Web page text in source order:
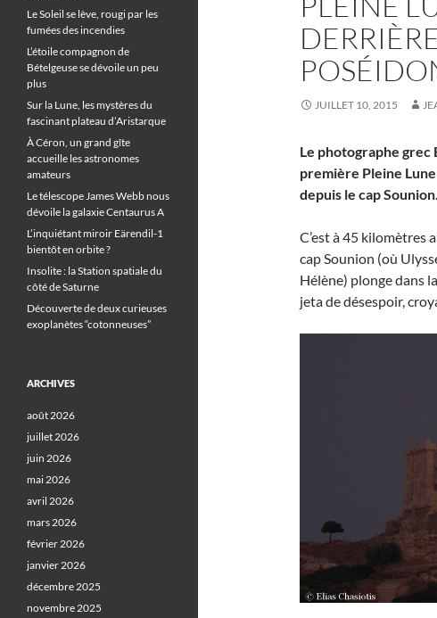
JUILLET 10, 2015
Le photographe grec
première Pleine
depuis le cap Sounion.
C’est à 45 kilomètres
cap Sounion (où
Hélène) plonge dans
jeta de désespoir,
Le Soleil se lève, rougi par les
fumées des incendies
L’étoile compagnon de
Bételgeuse se dévoile un peu
plus
Sur la Lune, les mystères du
fascinant plateau d’Aristarque
À Céron, un grand gîte
accueille les astronomes
amateurs
Le télescope James Webb nous
dévoile la galaxie Centaurus A
L’inquiétant miroir Eärendil-1
bientôt en orbite ?
Insolite : la Station spatiale du
côté de Saturne
Découverte de deux curieuses
exoplanètes “cotonneuses”
ARCHIVES
août 2026
juillet 2026
juin 2026
mai 2026
avril 2026
mars 2026
février 2026
janvier 2026
décembre 2025
novembre 2025